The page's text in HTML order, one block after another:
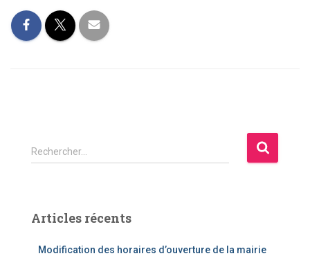
R
e
r
Rechercher…
Articles récents
Modification des horaires d’ouverture de la mairie